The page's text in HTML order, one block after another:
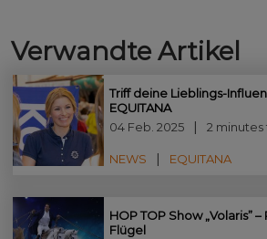
Verwandte Artikel
Triff deine Lieblings-
EQUITANA
04 Feb. 2025
2
NEWS EQUITANA
HOP TOP Show „Volaris”
Flügel